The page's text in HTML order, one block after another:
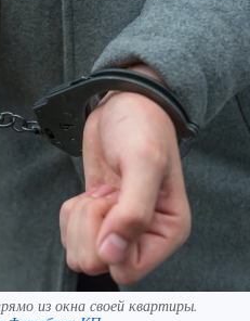
из окна своей квартиры.